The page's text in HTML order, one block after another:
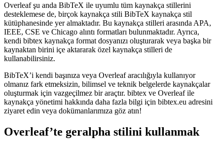
Overleaf şu anda BibTeX ile uyumlu tüm kaynakça stillerini
desteklemese de, birçok kaynakça stili BibTeX kaynakça stil
kütüphanesinde yer almaktadır. Bu kaynakça stilleri arasında APA,
IEEE, CSE ve Chicago alıntı formatları bulunmaktadır. Ayrıca,
kendi bibtex kaynakça format dosyanızı oluşturarak veya başka bir
kaynaktan birini içe aktararak özel kaynakça stilleri de
kullanabilirsiniz.
BibTeX’i kendi başınıza veya Overleaf aracılığıyla kullanıyor
olmanız fark etmeksizin, bilimsel ve teknik belgelerde kaynakçalar
oluşturmak için vazgeçilmez bir araçtır. bibtex ve Overleaf ile
kaynakça yönetimi hakkında daha fazla bilgi için bibtex.eu adresini
ziyaret edin veya dokümanlarımıza göz atın!
Overleaf’te geralpha stilini kullanmak